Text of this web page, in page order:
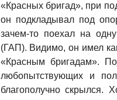
«Красных бригад», при
он подкладывал под
зачем-то поехал на
(ГАП). Видимо, он имел
«Красным бригадам».
любопытствующих и
благополучно скрылся.